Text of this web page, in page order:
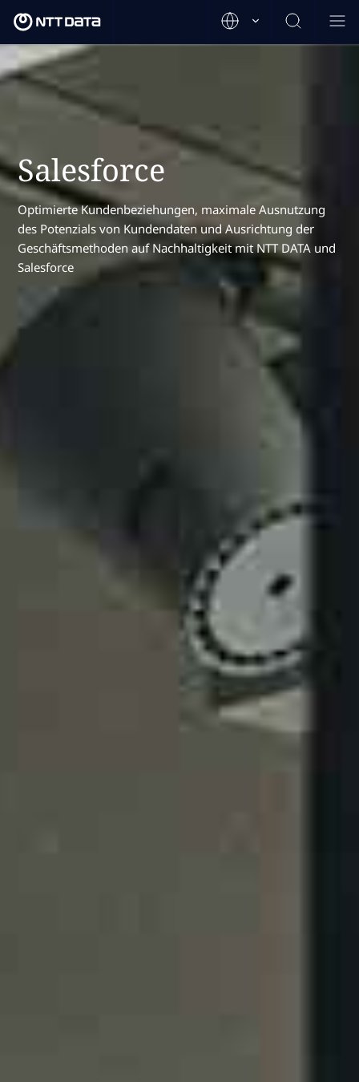
Salesforce
Optimierte Kundenbeziehungen, maximale Ausnutzung
des Potenzials von Kundendaten und Ausrichtung der
Geschäftsmethoden auf Nachhaltigkeit mit NTT DATA und
Salesforce